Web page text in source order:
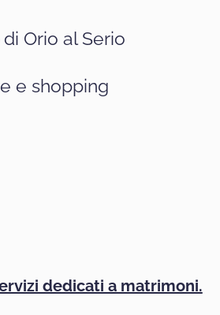
Orio al Serio
e shopping
dedicati a matrimoni.